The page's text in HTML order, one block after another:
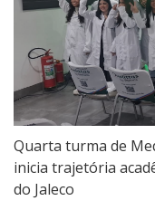
Quarta turma de
inicia trajetória
do Jaleco